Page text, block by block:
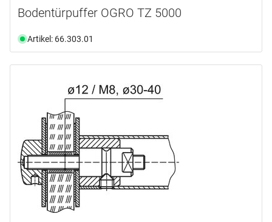
Bodentürpuffer OGRO TZ 5000
Artikel: 66.303.01